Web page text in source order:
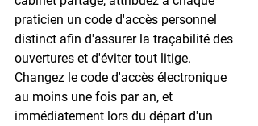
praticien un code d'accès personnel
distinct afin d'assurer la traçabilité des
ouvertures et d'éviter tout litige.
Changez le code d'accès électronique
au moins une fois par an, et
immédiatement lors du départ d'un